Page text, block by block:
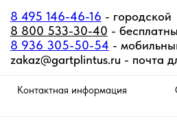
8 495 146-46-16 - городской
8 800 533-30-40 -
8 936 305-50-54 -
zakaz@gartplintus.ru - почта
Контактная информация